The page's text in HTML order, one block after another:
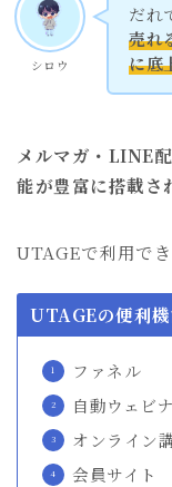
シロウ
だれ
売れ
に底
メルマガ・LINE
能が豊富に搭載さ
UTAGEで利用で
UTAGEの便利
ファネル
自動ウェビ
オンライン
会員サイト